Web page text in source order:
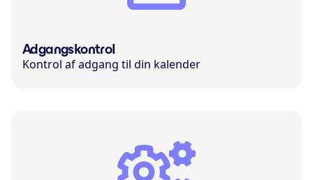
Adgangskontrol
Kontrol af adgang til din kalender